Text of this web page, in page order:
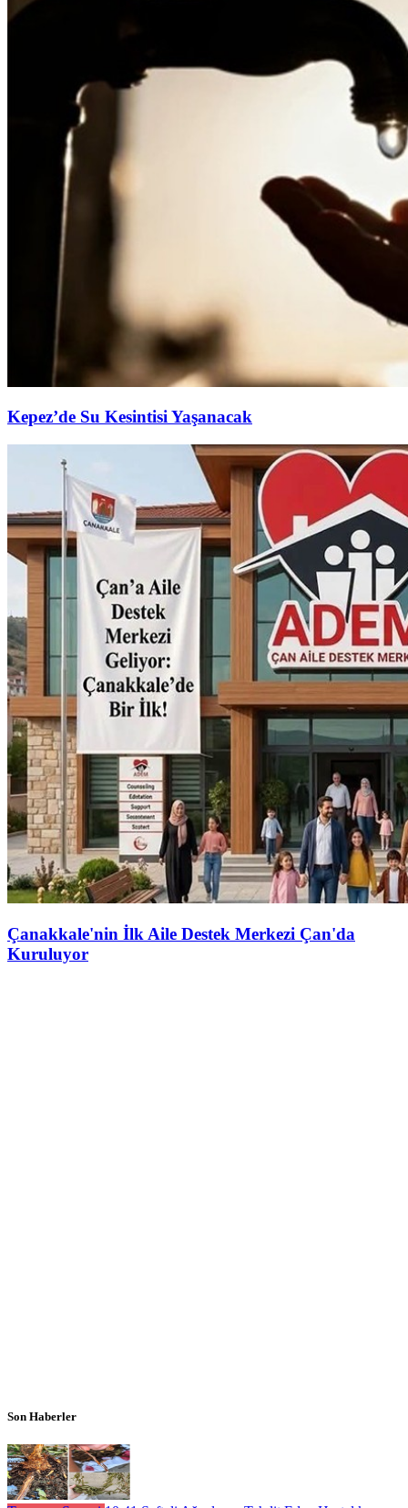
Kepez’de Su Kesintisi Yaşanacak
Çanakkale'nin İlk Aile Destek Merkezi Çan'da
Kuruluyor
Son Haberler